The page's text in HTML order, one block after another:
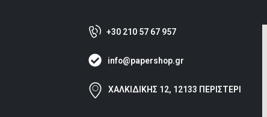
+30 210 57 67 957
info@papershop.gr
ΧΑΛΚΙΔΙΚΗΣ 12, 12133 ΠΕΡΙΣΤΕΡΙ